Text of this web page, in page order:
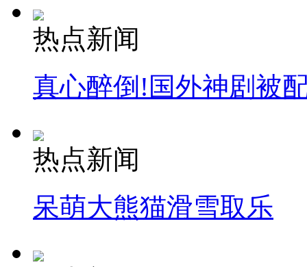
热点新闻
真心醉倒!国外神剧被
热点新闻
呆萌大熊猫滑雪取乐